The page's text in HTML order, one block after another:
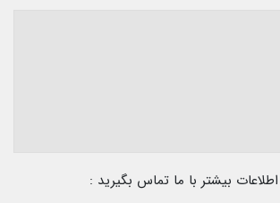
بیشتر با ما تماس بگیرید :